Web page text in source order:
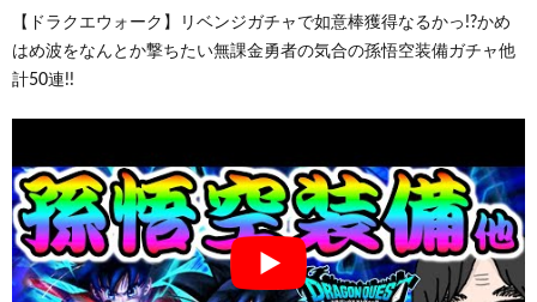
【ドラクエウォーク】リベンジガチャで如意棒獲得なるかっ!?かめ
はめ波をなんとか撃ちたい無課金勇者の気合の孫悟空装備ガチャ他
計50連!!